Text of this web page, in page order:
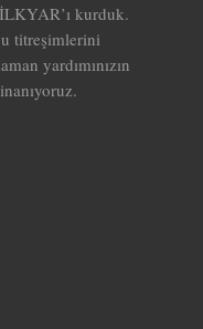
kurduk.
titreşimlerini
yardımınızın